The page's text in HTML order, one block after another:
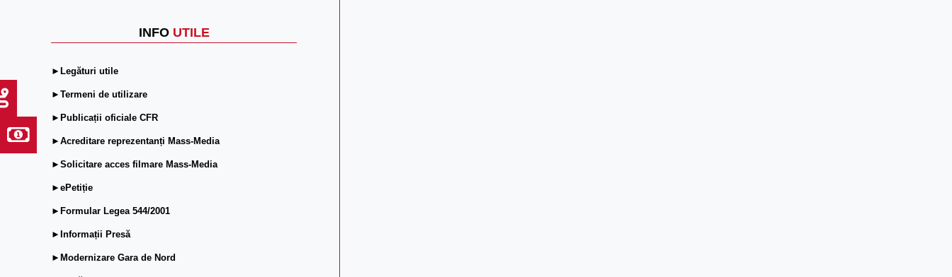
INFO UTILE
►Legături utile
►Termeni de utilizare
►Publicații oficiale CFR
►Acreditare reprezentanți Mass-Media
►Solicitare acces filmare Mass-Media
►ePetiție
►Formular Legea 544/2001
►Informații Presă
►Modernizare Gara de Nord